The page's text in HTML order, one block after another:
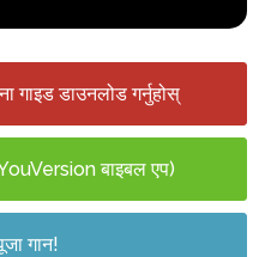
गाइड डाउनलोड गर्नुहोस्
बाइबल एप)
गान!